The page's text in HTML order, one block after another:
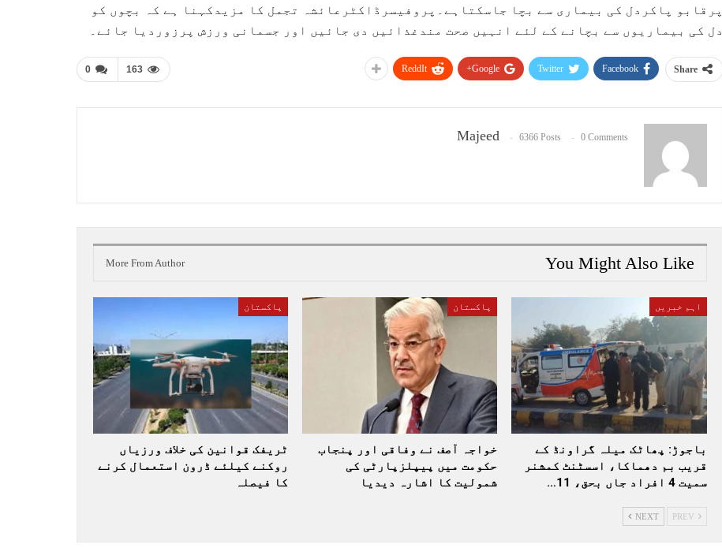
پرقابو پاکردل کی بیماری سے بچا جاسکتاہے۔پروفیسرڈاکٹرعائشہ تجمل کا مزیدکہنا ہے کہ بچوں کو
دل کی بیماریوں سے بچانے کے لئے انہیں صحت مندغذائیں دی جائیں اور جسمانی ورزش پرزوردیا جائے۔
0 163 Share
Facebook
Twitter
Google+
ReddIt
Majeed 6366 Posts 0 Comments
You Might Also Like
More From Author
اہم خبریں
باجوڑ: پھاٹک میلہ گراونڈ کے
قریب بم دھماکا، اسسٹنٹ کمشنر
سمیت 4 افراد جاں بحق، 11…
پاکستان
خواجہ آصف نے وفاقی اور پنجاب
حکومت میں پیپلزپارٹی کی
شمولیت کا اشارہ دیدیا
پاکستان
ٹریفک قوانین کی خلاف ورزیاں
روکنے کیلئے ڈرون استعمال کرنے
کا فیصلہ
NEXT